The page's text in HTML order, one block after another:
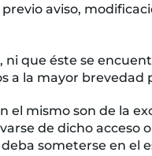
aviso,
ni que éste se
a la mayor brevedad
mismo son de la
de dicho acceso
someterse en el